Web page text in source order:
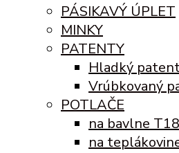
PÁSIKAVÝ ÚPLET
MINKY
PATENTY
Hladký
Vrúbkovaný
POTLAČE
na bavlne
na